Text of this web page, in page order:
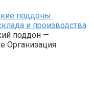
поддоны:
и производства
поддон —
Организация